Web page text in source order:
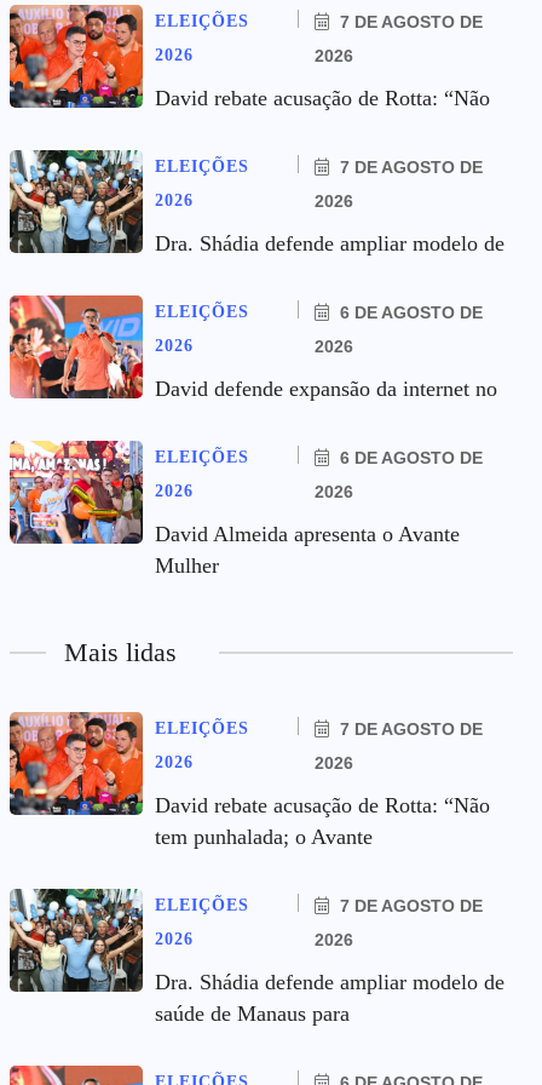
ELEIÇÕES
2026
7 DE AGOSTO DE
2026
David rebate acusação de Rotta: “Não
ELEIÇÕES
2026
7 DE AGOSTO DE
2026
Dra. Shádia defende ampliar modelo de
ELEIÇÕES
2026
6 DE AGOSTO DE
2026
David defende expansão da internet no
ELEIÇÕES
2026
6 DE AGOSTO DE
2026
David Almeida apresenta o Avante
Mulher
Mais lidas
ELEIÇÕES
2026
7 DE AGOSTO DE
2026
David rebate acusação de Rotta: “Não
tem punhalada; o Avante
ELEIÇÕES
2026
7 DE AGOSTO DE
2026
Dra. Shádia defende ampliar modelo de
saúde de Manaus para